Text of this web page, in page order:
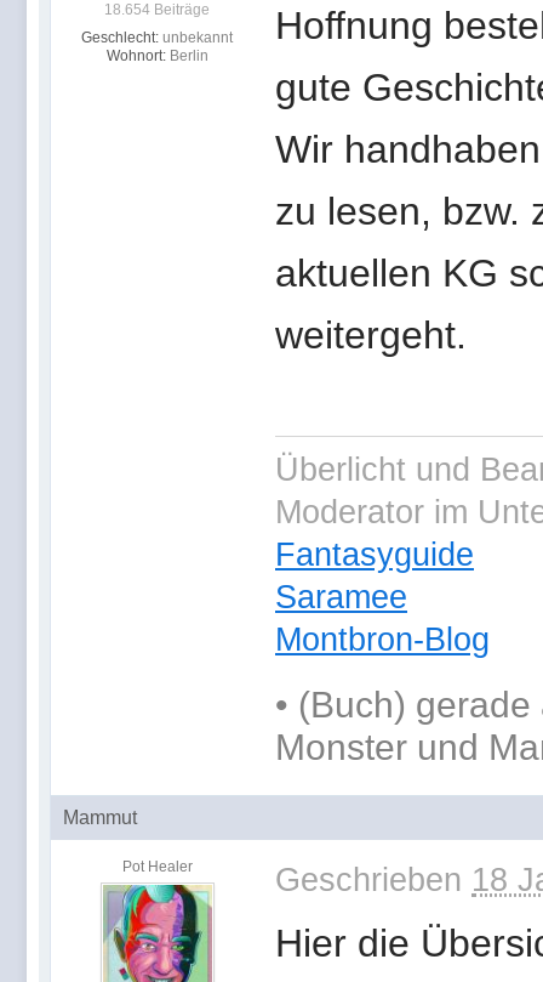
18.654 Beiträge
Geschlecht: unbekannt
Wohnort: Berlin
Hoffnung
gute
Wir
zu lesen, bzw.
aktuellen KG
weitergeht.
Überlicht und
Moderator im
Fantasyguide
Saramee
Montbron-Blog
• (Buch) gerade
Monster und
Mammut
Pot Healer Geschrieben 18
Hier die